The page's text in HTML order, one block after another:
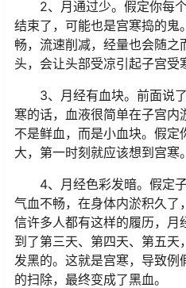
2、月通过少。 假定你每
结束了，可能也是宫寒捣的鬼
畅，流速削减，经量也会随之
头，会让头部受凉引起子宫受
3、月经有血块。 前面说
寒的话，血液很简单在子宫
不是鲜血，而是小血块。假定
大，第一时刻就应该想到宫寒。
4、月经色彩发暗。 假定
气血不畅，在身体内淤积久了
信许多人都有这样的履历，月
到了第三天、第四天、第五天
发黑的。这就是宫寒，导致
的扫除，最终变成了黑血。